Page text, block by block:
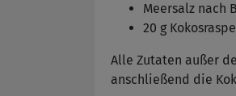
Meersalz nach
20 g
Alle Zutaten außer
anschließend die